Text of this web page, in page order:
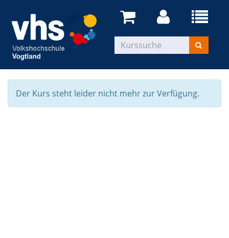
Der Kurs steht leider nicht mehr zur Verfügung.